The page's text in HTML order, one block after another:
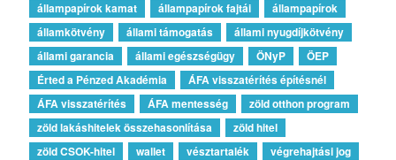
állampapírok kamat
állampapírok fajtái
állampapírok
államkötvény
állami támogatás
állami nyugdíjkötvény
állami garancia
állami egészségügy ÖNyP
ÖEP
Érted a Pénzed Akadémia
ÁFA visszatérítés építésnél
ÁFA visszatérítés
ÁFA mentesség
zöld otthon program
zöld lakáshitelek összehasonlítása
zöld hitel
zöld CSOK-hitel
wallet vésztartalék
végrehajtási jog